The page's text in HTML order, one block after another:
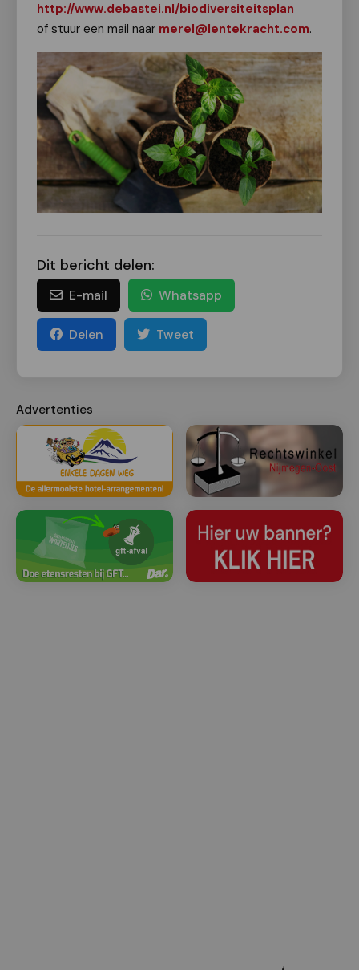
http://www.debastei.nl/biodiversiteitsplan
of stuur een mail naar merel@lentekracht.com.
Dit bericht delen:
E-mail Whatsapp
Delen Tweet
Advertenties